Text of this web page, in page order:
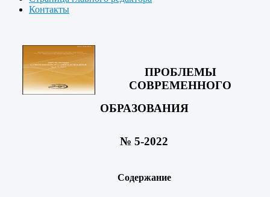
Контакты
ПРОБЛЕМЫ
СОВРЕМЕННОГО
ОБРАЗОВАНИЯ
№ 5-2022
Содержание